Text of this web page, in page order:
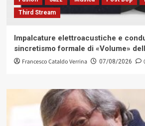
Third Stream
Impalcature elettroacustiche e
sincretismo formale di «Volume»
Francesco Cataldo Verrina 07/08/2026